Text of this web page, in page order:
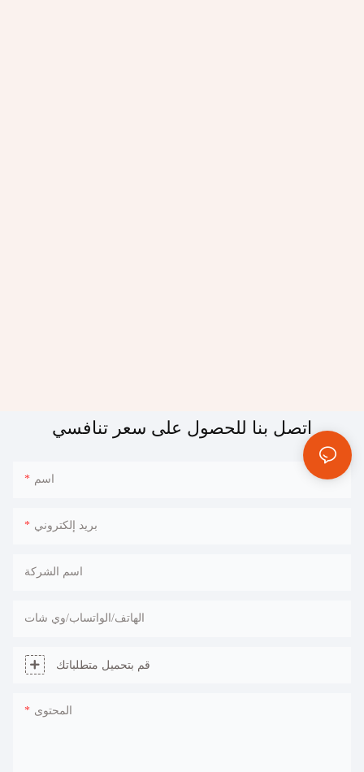
اتصل بنا للحصول على سعر تنافسي
اسم
بريد إلكتروني
اسم الشركة
الهاتف/الواتساب/وي شات
قم بتحميل متطلباتك
المحتوى